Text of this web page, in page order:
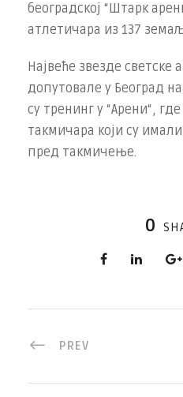
београдској “Штарк
атлетичара из 137
Највеће звезде светске
допутовале у Београд
су тренинг у “Арени“,
такмичара који су
пред такмичење.
0
PREV